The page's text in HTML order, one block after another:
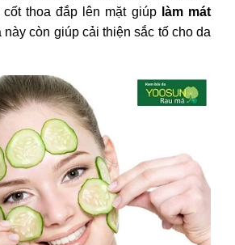
thoa đắp lên mặt giúp làm mát
này còn giúp cải thiện sắc tố cho da